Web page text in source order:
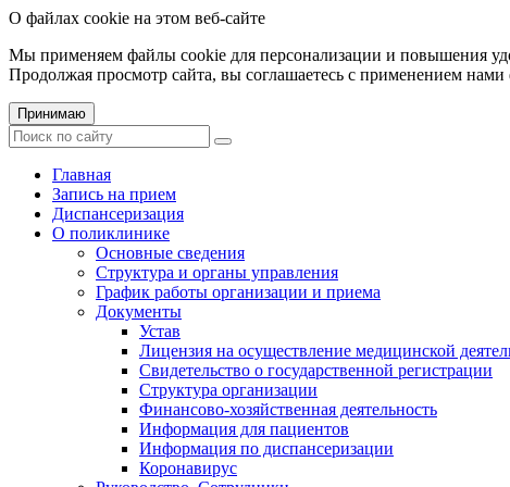
О файлах cookie на этом веб-сайте
Мы применяем файлы cookie для персонализации и повышения
Продолжая просмотр сайта, вы соглашаетесь с применением нами
Принимаю
Главная
Запись на прием
Диспансеризация
О поликлинике
Основные сведения
Структура и органы управления
График работы организации и приема
Документы
Устав
Лицензия на осуществление медицинской
Свидетельство о государственной регистрации
Структура организации
Финансово-хозяйственная деятельность
Информация для пациентов
Информация по диспансеризации
Коронавирус